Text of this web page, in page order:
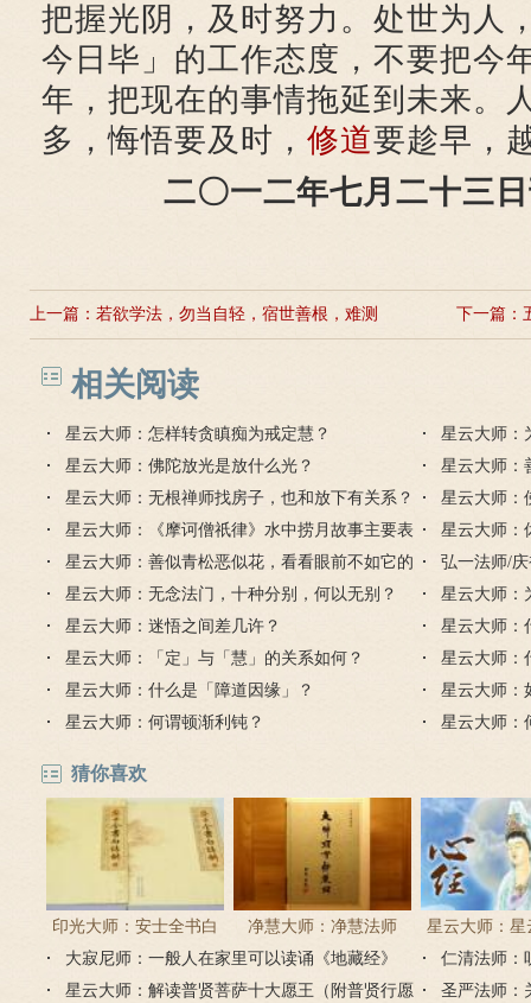
把握光阴，及时努力。处世为人
今日毕」的工作态度，不要把今
年，把现在的事情拖延到未来。
多，悔悟要及时， 修道要趁早，
二〇一二年七月二十三
上一篇： 若欲学法，勿当自轻，宿世善根，难测 下一篇：
相关阅读
星云大师：怎样转贪瞋痴为戒定慧？
星云大师：
星云大师：佛陀放光是放什么光？
星云大师：
星云大师：无根禅师找房子，也和放下有关系？
星云大师：
一样吗？
星云大师：《摩诃僧祇律》水中捞月故事主要表
达什么？
星云大师：
解释
星云大师：善似青松恶似花，看看眼前不如它的
意思
弘一法师/
星云大师：无念法门，十种分别，何以无别？
星云大师：
星云大师：迷悟之间差几许？
星云大师：
星云大师：「定」与「慧」的关系如何？
星云大师：
星云大师：什么是「障道因缘」？
星云大师：
星云大师：何谓顿渐利钝？
星云大师：
猜你喜欢
印光大师：安士全书白
话解
净慧大师：净慧法师
《楞严经》浅译
星云大师：星
《心经
大寂尼师：一般人在家里可以读诵《地藏经》
吗？
仁清法师：
星云大师：解读普贤菩萨十大愿王（附普贤行愿
圣严法师：